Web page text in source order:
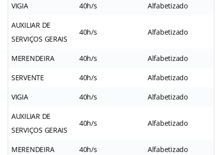
VIGIA 40h/s Alfabetizado
AUXILIAR DE
SERVIÇOS GERAIS
40h/s Alfabetizado
MERENDEIRA 40h/s Alfabetizado
SERVENTE 40h/s Alfabetizado
VIGIA 40h/s Alfabetizado
AUXILIAR DE
SERVIÇOS GERAIS
40h/s Alfabetizado
MERENDEIRA 40h/s Alfabetizado